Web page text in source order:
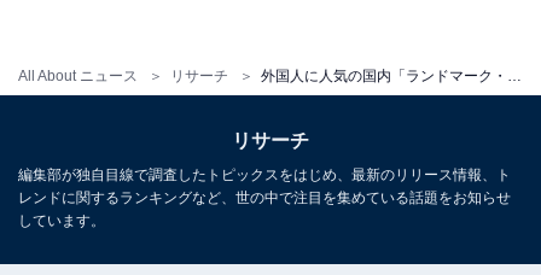
All About ニュース リサーチ
リサーチ
編集部が独自目線で調査したトピックスをはじめ、最新のリリース情報、ト
レンドに関するランキングなど、世の中で注目を集めている話題をお知らせ
しています。